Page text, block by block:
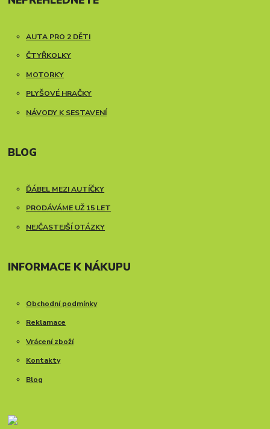
AUTA PRO 2 DĚTI
ČTYŘKOLKY
MOTORKY
PLYŠOVÉ HRAČKY
NÁVODY K SESTAVENÍ
BLOG
ĎÁBEL MEZI AUTÍČKY
PRODÁVÁME UŽ 15 LET
NEJČASTEJŠÍ OTÁZKY
INFORMACE K NÁKUPU
Obchodní podmínky
Reklamace
Vrácení zboží
Kontakty
Blog